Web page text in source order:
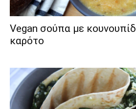
Vegan σούπα με
καρότο